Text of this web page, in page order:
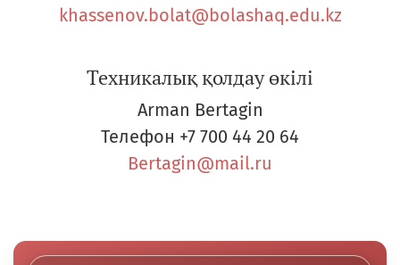
khassenov.bolat@bolashaq.edu.kz
Техникалық қолдау өкілі
Arman Bertagin
Телефон +7 700 44 20 64
Bertagin@mail.ru